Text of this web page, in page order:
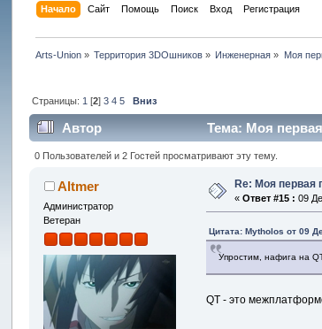
Начало Сайт Помощь Поиск Вход Регистрация
Arts-Union» Территория 3DOшников » Инженерная » Моя
Страницы: 1 [2] 3 4 5 Вниз
Автор Тема: Моя
0 Пользователей и 2 Гостей просматривают эту тему.
Altmer
Администратор
Ветеран
Re: Моя первая
«Ответ #15 : 09
Цитата: Mytholos от 09
Упростим, нафига на
QT - это